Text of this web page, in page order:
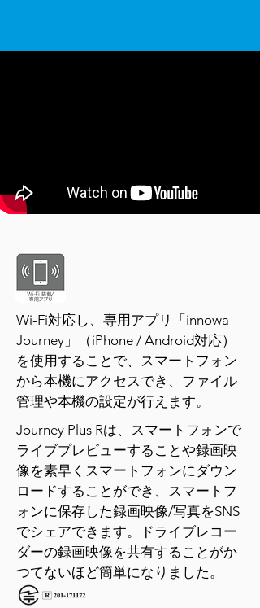
Wi-Fi対応し、専用アプリ「innowa
Journey」（iPhone / Android対応）
を使用することで、スマートフォン
から本機にアクセスでき、ファイル
管理や本機の設定が行えます。
Journey Plus Rは、スマートフォンで
ライブプレビューすることや録画映
像を素早くスマートフォンにダウン
ロードすることができ、スマートフ
ォンに保存した録画映像/写真をSNS
でシェアできます。ドライブレコー
ダーの録画映像を共有することがか
つてないほど簡単になりました。